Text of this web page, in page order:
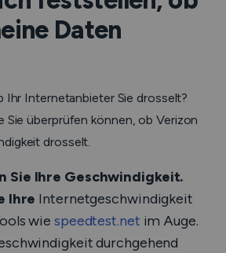
Daten
Ihr Internetanbieter Sie drosselt?
Sie überprüfen können, ob Verizon
drosselt.
Sie Ihre Geschwindigkeit.
Ihre Internetgeschwindigkeit
wie speedtest.net im Auge.
durchgehend